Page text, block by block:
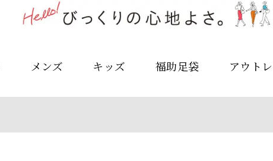
メンズ キッズ 福助足袋 アウト